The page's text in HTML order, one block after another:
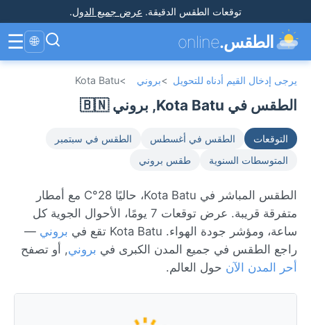
توقعات الطقس الدقيقة. عرض جميع الدول.
الطقس.online
🌐
☰
يرجى إدخال القيم أدناه للتحويل >بروني >
Kota Batu
الطقس في Kota Batu, بروني 🇧🇳
التوقعات الطقس في أغسطس
الطقس في سبتمبر
المتوسطات السنوية
طقس بروني
الطقس المباشر في Kota Batu، حاليًا 28°C مع أمطار
متفرقة قريبة. عرض توقعات 7 يومًا، الأحوال الجوية كل
ساعة، ومؤشر جودة الهواء. Kota Batu تقع في
بروني —
راجع الطقس في جميع المدن الكبرى في بروني, أو تصفح
أحر المدن الآن حول العالم.